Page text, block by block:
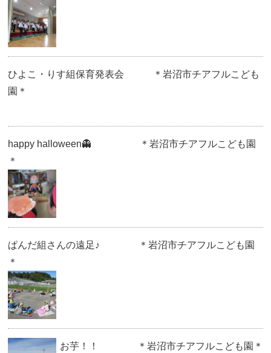
ひよこ・りす組保育発表会 ＊岩沼市チアフルこども
園＊
happy halloween👻 ＊岩沼市チアフルこども園
＊
ぱんだ組さんの遠足♪ ＊岩沼市チアフルこども園
＊
お芋！！ ＊岩沼市チアフルこども園＊